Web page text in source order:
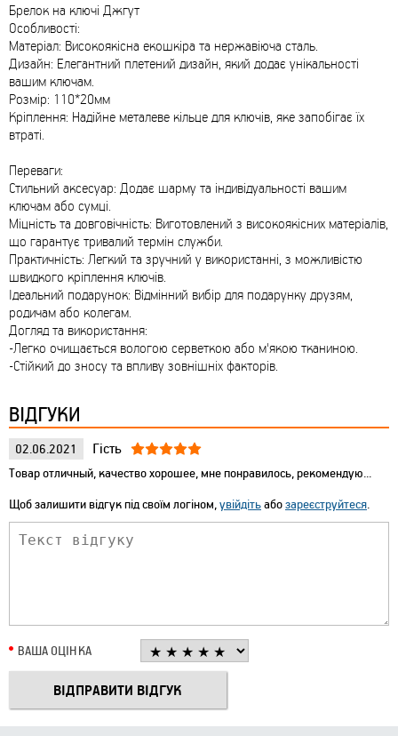
Брелок на ключі Джгут
Особливості:
Матеріал: Високоякісна екошкіра та нержавіюча сталь.
Дизайн: Елегантний плетений дизайн, який додає унікальності
вашим ключам.
Розмір: 110*20мм
Кріплення: Надійне металеве кільце для ключів, яке запобігає їх
втраті.
Переваги:
Стильний аксесуар: Додає шарму та індивідуальності вашим
ключам або сумці.
Міцність та довговічність: Виготовлений з високоякісних матеріалів,
що гарантує тривалий термін служби.
Практичність: Легкий та зручний у використанні, з можливістю
швидкого кріплення ключів.
Ідеальний подарунок: Відмінний вибір для подарунку друзям,
родичам або колегам.
Догляд та використання:
-Легко очищається вологою серветкою або м'якою тканиною.
-Стійкий до зносу та впливу зовнішніх факторів.
ВІДГУКИ
02.06.2021 Гість
Товар отличный, качество хорошее, мне понравилось, рекомендую...
Щоб залишити відгук під своїм логіном,увійдітьабозареєструйтеся.
ВАША ОЦІНКА